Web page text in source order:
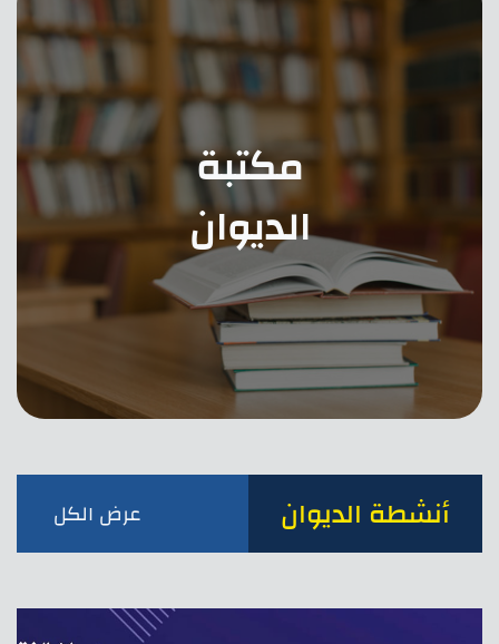
مكتبة
الديوان
أنشطة الديوان عرض الكل